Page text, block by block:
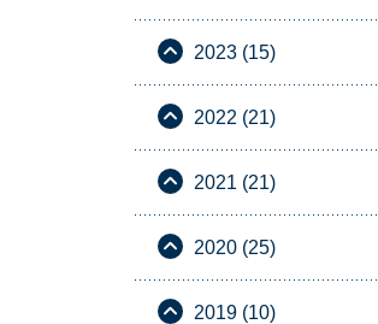
2023 (15)
2022 (21)
2021 (21)
2020 (25)
2019 (10)